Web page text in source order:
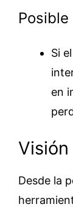
Si
en
Desde la